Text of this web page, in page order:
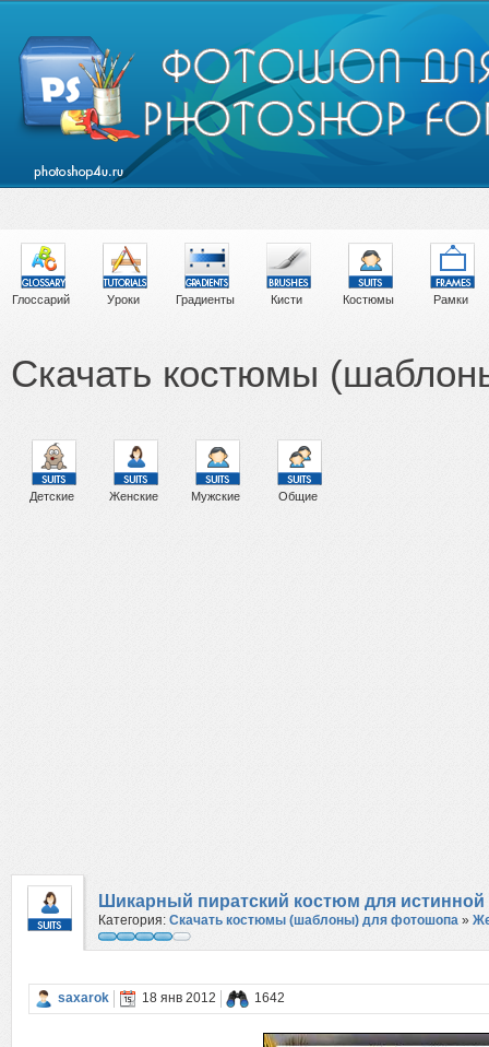
Глоссарий Уроки Градиенты Кисти Костюмы Рамки
Скачать костюмы
Детские Женские Мужские Общие
Шикарный пиратский костюм для истинной
Категория: Скачать костюмы (шаблоны) для фотошопа »
saxarok 18 янв 2012 1642